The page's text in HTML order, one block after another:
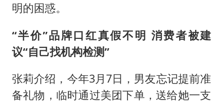
明的困惑。
“半价”品牌口红真假不明 消费者被建
议“自己找机构检测”
张莉介绍，今年3月7日，男友忘记提前准
备礼物，临时通过美团下单，送给她一支